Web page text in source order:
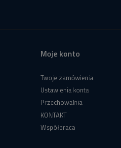
Moje konto
Twoje zamówienia
Ustawienia konta
Przechowalnia
KONTAKT
Współpraca